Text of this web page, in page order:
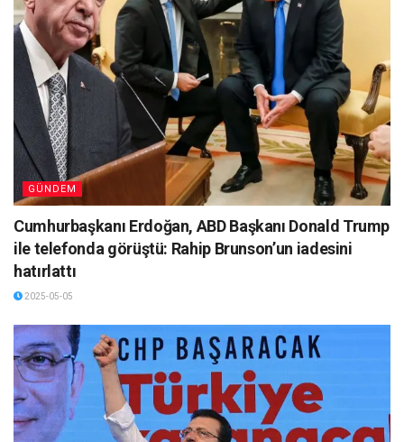
GÜNDEM
Cumhurbaşkanı Erdoğan, ABD Başkanı Donald Trump
ile telefonda görüştü: Rahip Brunson’un iadesini
hatırlattı
2025-05-05